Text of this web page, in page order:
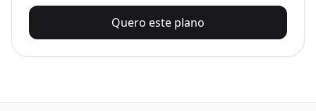
Quero este plano